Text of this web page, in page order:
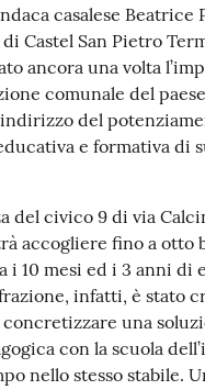
casalese Beatrice
Castel San Pietro
ancora una volta
comunale del
del
e formativa di
del civico 9 di via
accogliere fino a otto
i 10 mesi ed i 3 anni di
infatti, è stato
una
con la scuola
nello stesso stabile.